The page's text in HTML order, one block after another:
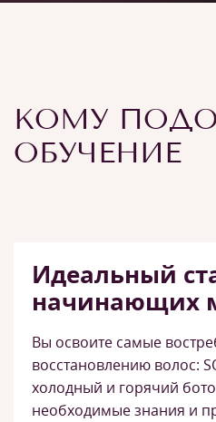
КОМУ
ОБУЧЕНИЕ
Идеальный
начинающих
Вы освоите самые
восстановлению волос:
холодный и горячий
необходимые знания и